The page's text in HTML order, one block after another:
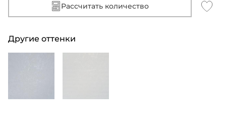
Рассчитать количество
Другие оттенки